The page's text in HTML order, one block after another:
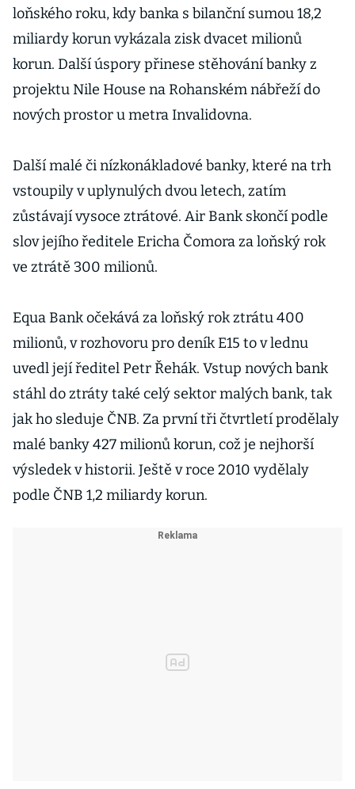
loňského roku, kdy banka s bilanční sumou 18,2
miliardy korun vykázala zisk dvacet milionů
korun. Další úspory přinese stěhování banky z
projektu Nile House na Rohanském nábřeží do
nových prostor u metra Invalidovna.
Další malé či nízkonákladové banky, které na trh
vstoupily v uplynulých dvou letech, zatím
zůstávají vysoce ztrátové. Air Bank skončí podle
slov jejího ředitele Ericha Čomora za loňský rok
ve ztrátě 300 milionů.
Equa Bank očekává za loňský rok ztrátu 400
milionů, v rozhovoru pro deník E15 to v lednu
uvedl její ředitel Petr Řehák. Vstup nových bank
stáhl do ztráty také celý sektor malých bank, tak
jak ho sleduje ČNB. Za první tři čtvrtletí prodělaly
malé banky 427 milionů korun, což je nejhorší
výsledek v historii. Ještě v roce 2010 vydělaly
podle ČNB 1,2 miliardy korun.